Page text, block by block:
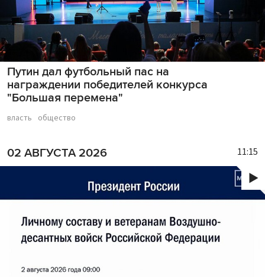
Путин дал футбольный пас на
награждении победителей конкурса
"Большая перемена"
власть общество
02 АВГУСТА 2026 11:15